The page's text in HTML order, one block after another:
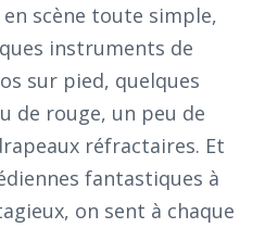
scène toute simple,
instruments de
sur pied, quelques
de rouge, un peu de
réfractaires. Et
fantastiques à
on sent à chaque